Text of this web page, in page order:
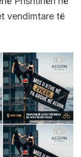
vendimtare të